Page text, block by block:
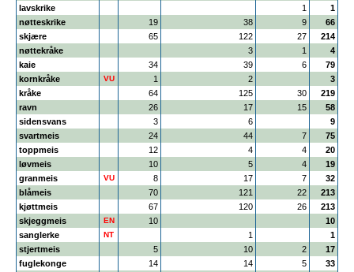
lavskrike
1
1
nøtteskrike
19 38 9
66
skjære
65 122 27
214
nøttekråke
3 1
4
kaie
34 39 6
79
kornkråke
VU 1 2
3
kråke
64 125 30
219
ravn
26 17 15
58
sidensvans
3 6
9
svartmeis
24 44 7
75
toppmeis
12 4 4
20
løvmeis
10 5 4
19
granmeis
VU 8 17 7
32
blåmeis
70 121 22
213
kjøttmeis
67 120 26
213
skjeggmeis
EN 10
10
sanglerke
NT 1
1
stjertmeis
5 10 2
17
fuglekonge
14 14 5
33